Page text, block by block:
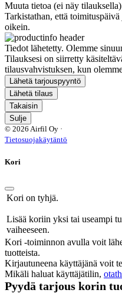
Muuta tietoa (ei näy tilauksella)
Tarkistathan, että
oikein.
Tiedot lähetetty. Olemme
Tilauksesi on siirretty
tilausvahvistuksen, kun
Lähetä tarjouspyyntö
Lähetä tilaus
Takaisin
Sulje
© 2026 Airfil Oy ·
Tietosuojakäytäntö
Kori
Kori on tyhjä.
Lisää koriin yksi tai useampi
vaiheeseen.
Kori -toiminnon avulla voit
tuotteista.
Kirjautuneena käyttäjänä voit
Mikäli haluat käyttäjätilin,
Pyydä tarjous korin